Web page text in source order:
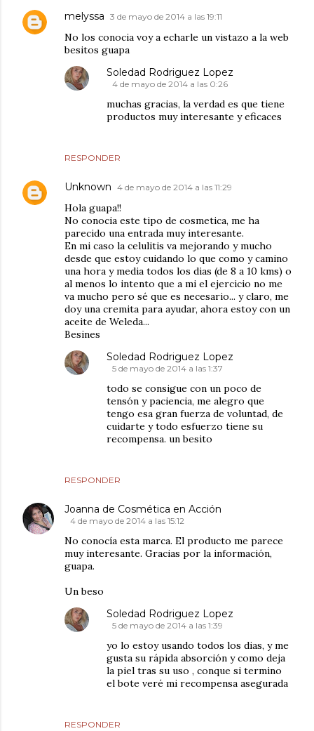
melyssa 3 de mayo de 2014 a las 19:11
No los conocia voy a echarle un vistazo a la web
besitos guapa
RESPONDER
Soledad Rodriguez Lopez
4 de mayo de 2014 a las 0:26
muchas gracias, la verdad es que tiene
productos muy interesante y eficaces
Unknown 4 de mayo de 2014 a las 11:29
Hola guapa!!
No conocia este tipo de cosmetica, me ha
parecido una entrada muy interesante.
En mi caso la celulitis va mejorando y mucho
desde que estoy cuidando lo que como y camino
una hora y media todos los dias (de 8 a 10 kms) o
al menos lo intento que a mi el ejercicio no me
va mucho pero sé que es necesario... y claro, me
doy una cremita para ayudar, ahora estoy con un
aceite de Weleda...
Besines
RESPONDER
Soledad Rodriguez Lopez
5 de mayo de 2014 a las 1:37
todo se consigue con un poco de
tensón y paciencia, me alegro que
tengo esa gran fuerza de voluntad, de
cuidarte y todo esfuerzo tiene su
recompensa. un besito
Joanna de Cosmética en Acción
4 de mayo de 2014 a las 15:12
No conocía esta marca. El producto me parece
muy interesante. Gracias por la información,
guapa.
Un beso
RESPONDER
Soledad Rodriguez Lopez
5 de mayo de 2014 a las 1:39
yo lo estoy usando todos los dias, y me
gusta su rápida absorción y como deja
la piel tras su uso , conque si termino
el bote veré mi recompensa asegurada